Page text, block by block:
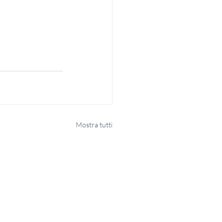
Mostra tutti